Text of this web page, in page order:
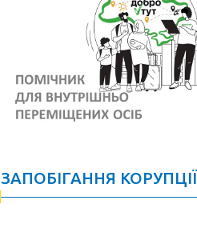
ЗАПОБІГАННЯ КОРУПЦІЇ